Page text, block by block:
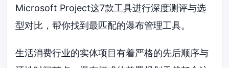
Microsoft Project这7款工具进行深度测评与选
型对比，帮你找到最匹配的瀑布管理工具。
生活消费行业的实体项目有着严格的先后顺序与